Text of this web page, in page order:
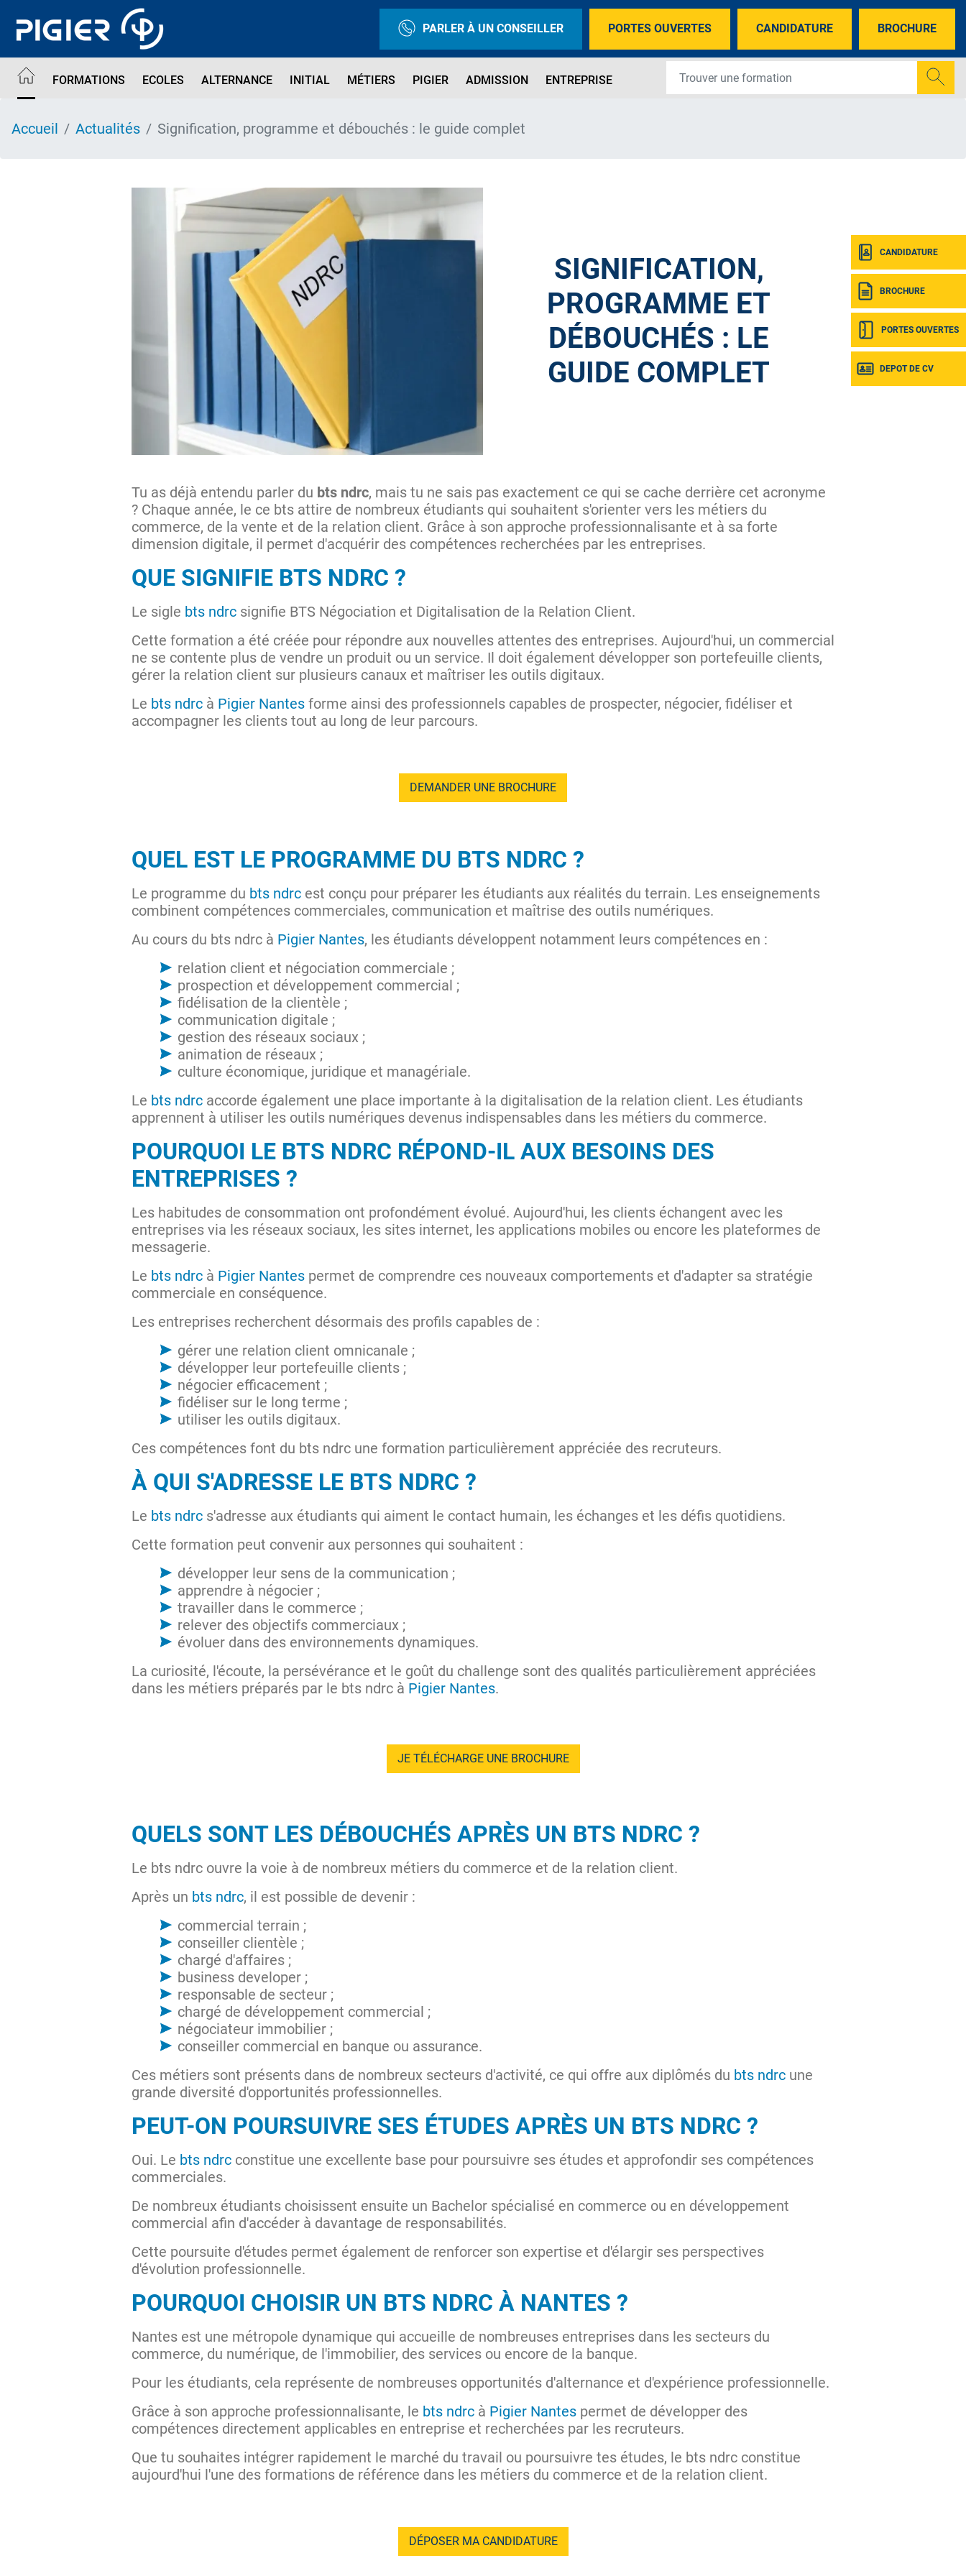
contenu
PARLER À UN CONSEILLER PORTES OUVERTES CANDIDATURE BROCHURE
FORMATIONS ECOLES ALTERNANCE INITIAL MÉTIERS PIGIER ADMISSION ENTREPRISE
CANDIDATURE
BROCHURE
PORTES OUVERTES
DEPOT DE CV
Accueil Actualités Signification, programme et débouchés : le guide complet
SIGNIFICATION,
PROGRAMME ET
DÉBOUCHÉS : LE
GUIDE COMPLET
Tu as déjà entendu parler du bts ndrc, mais tu ne sais pas exactement ce qui se cache derrière cet acronyme
? Chaque année, le ce bts attire de nombreux étudiants qui souhaitent s'orienter vers les métiers du
commerce, de la vente et de la relation client. Grâce à son approche professionnalisante et à sa forte
dimension digitale, il permet d'acquérir des compétences recherchées par les entreprises.
QUE SIGNIFIE BTS NDRC ?
Le sigle bts ndrc signifie BTS Négociation et Digitalisation de la Relation Client.
Cette formation a été créée pour répondre aux nouvelles attentes des entreprises. Aujourd'hui, un commercial
ne se contente plus de vendre un produit ou un service. Il doit également développer son portefeuille clients,
gérer la relation client sur plusieurs canaux et maîtriser les outils digitaux.
Le bts ndrc à Pigier Nantes forme ainsi des professionnels capables de prospecter, négocier, fidéliser et
accompagner les clients tout au long de leur parcours.
DEMANDER UNE BROCHURE
QUEL EST LE PROGRAMME DU BTS NDRC ?
Le programme du bts ndrc est conçu pour préparer les étudiants aux réalités du terrain. Les enseignements
combinent compétences commerciales, communication et maîtrise des outils numériques.
Au cours du bts ndrc à Pigier Nantes, les étudiants développent notamment leurs compétences en :
relation client et négociation commerciale ;
prospection et développement commercial ;
fidélisation de la clientèle ;
communication digitale ;
gestion des réseaux sociaux ;
animation de réseaux ;
culture économique, juridique et managériale.
Le bts ndrc accorde également une place importante à la digitalisation de la relation client. Les étudiants
apprennent à utiliser les outils numériques devenus indispensables dans les métiers du commerce.
POURQUOI LE BTS NDRC RÉPOND-IL AUX BESOINS DES
ENTREPRISES ?
Les habitudes de consommation ont profondément évolué. Aujourd'hui, les clients échangent avec les
entreprises via les réseaux sociaux, les sites internet, les applications mobiles ou encore les plateformes de
messagerie.
Le bts ndrc à Pigier Nantes permet de comprendre ces nouveaux comportements et d'adapter sa stratégie
commerciale en conséquence.
Les entreprises recherchent désormais des profils capables de :
gérer une relation client omnicanale ;
développer leur portefeuille clients ;
négocier efficacement ;
fidéliser sur le long terme ;
utiliser les outils digitaux.
Ces compétences font du bts ndrc une formation particulièrement appréciée des recruteurs.
À QUI S'ADRESSE LE BTS NDRC ?
Le bts ndrc s'adresse aux étudiants qui aiment le contact humain, les échanges et les défis quotidiens.
Cette formation peut convenir aux personnes qui souhaitent :
développer leur sens de la communication ;
apprendre à négocier ;
travailler dans le commerce ;
relever des objectifs commerciaux ;
évoluer dans des environnements dynamiques.
La curiosité, l'écoute, la persévérance et le goût du challenge sont des qualités particulièrement appréciées
dans les métiers préparés par le bts ndrc à Pigier Nantes.
JE TÉLÉCHARGE UNE BROCHURE
QUELS SONT LES DÉBOUCHÉS APRÈS UN BTS NDRC ?
Le bts ndrc ouvre la voie à de nombreux métiers du commerce et de la relation client.
Après un bts ndrc, il est possible de devenir :
commercial terrain ;
conseiller clientèle ;
chargé d'affaires ;
business developer ;
responsable de secteur ;
chargé de développement commercial ;
négociateur immobilier ;
conseiller commercial en banque ou assurance.
Ces métiers sont présents dans de nombreux secteurs d'activité, ce qui offre aux diplômés du bts ndrc une
grande diversité d'opportunités professionnelles.
PEUT-ON POURSUIVRE SES ÉTUDES APRÈS UN BTS NDRC ?
Oui. Le bts ndrc constitue une excellente base pour poursuivre ses études et approfondir ses compétences
commerciales.
De nombreux étudiants choisissent ensuite un Bachelor spécialisé en commerce ou en développement
commercial afin d'accéder à davantage de responsabilités.
Cette poursuite d'études permet également de renforcer son expertise et d'élargir ses perspectives
d'évolution professionnelle.
POURQUOI CHOISIR UN BTS NDRC À NANTES ?
Nantes est une métropole dynamique qui accueille de nombreuses entreprises dans les secteurs du
commerce, du numérique, de l'immobilier, des services ou encore de la banque.
Pour les étudiants, cela représente de nombreuses opportunités d'alternance et d'expérience professionnelle.
Grâce à son approche professionnalisante, le bts ndrc à Pigier Nantes permet de développer des
compétences directement applicables en entreprise et recherchées par les recruteurs.
Que tu souhaites intégrer rapidement le marché du travail ou poursuivre tes études, le bts ndrc constitue
aujourd'hui l'une des formations de référence dans les métiers du commerce et de la relation client.
DÉPOSER MA CANDIDATURE